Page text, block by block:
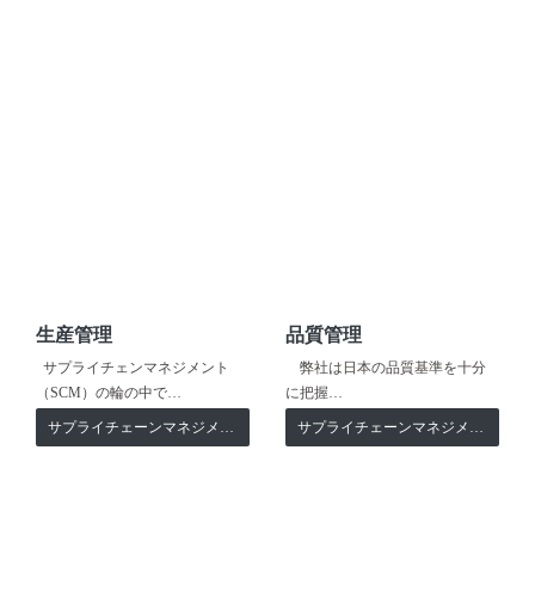
生産管理
サプライチェンマネジメント
（SCM）の輪の中で…
サプライチェーンマネジメント
品質管理
弊社は日本の品質基準を十分
に把握…
サプライチェーンマネジメント